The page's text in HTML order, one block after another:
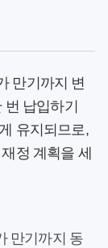
만기까지 변
납입하기
유지되므로,
정 계획을 세
만기까지 동